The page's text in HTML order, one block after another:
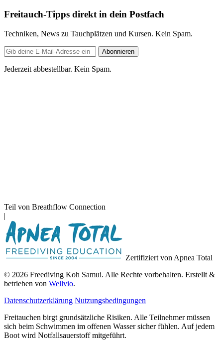
Freitauch-Tipps direkt in dein Postfach
Techniken, News zu Tauchplätzen und Kursen. Kein Spam.
E-
Mail-
Adresse
Abonnieren
Jederzeit abbestellbar. Kein Spam.
Teil von Breathflow Connection
|
Zertifiziert von Apnea Total
© 2026 Freediving Koh Samui. Alle Rechte vorbehalten. Erstellt &
betrieben von Wellvio.
Datenschutzerklärung Nutzungsbedingungen
Freitauchen birgt grundsätzliche Risiken. Alle Teilnehmer müssen
sich beim Schwimmen im offenen Wasser sicher fühlen. Auf jedem
Boot wird Notfallsauerstoff mitgeführt.